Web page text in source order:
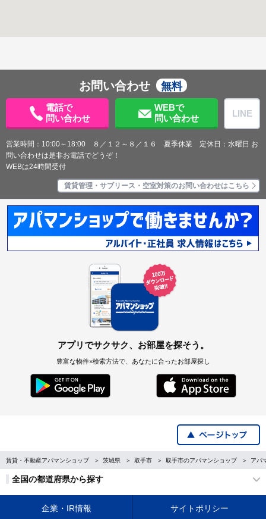
お問い合わせ 無料
電話で
問い合わせ
WEBで
問い合わせ
LINE
営業時間：10:00～18:00 ８／１２～８／１６ 夏季休業 定休日：水曜日 お
問い合わせは是非お電話でどうぞ！
WEBは24時間受付
賃貸管理・サブリース・空室対策のお問い合わせはこちら
アプリでサクサク、お部屋を探そう。
豊富な物件×検索方法で、あなたに合ったお部屋探し
賃貸・不動産アパマンショップ 茨城県 取手市 取手市のアパマンショップ アパ
全国の都道府県から探す
企業・IR情報 サイトポリシー